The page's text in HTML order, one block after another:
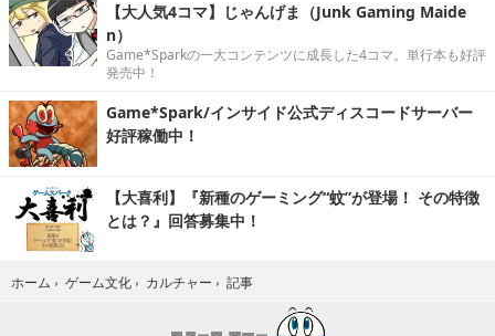
【大人気4コマ】じゃんげま（Junk Gaming Maide
n）
Game*Sparkの一大コンテンツに成長した4コマ。単行本も好評
発売中！
Game*Spark/インサイド公式ディスコードサーバー
好評稼働中！
【大喜利】『新種のゲーミング“蚊”が登場！ その特徴
とは？』回答募集中！
ホーム › ゲーム文化 › カルチャー › 記事